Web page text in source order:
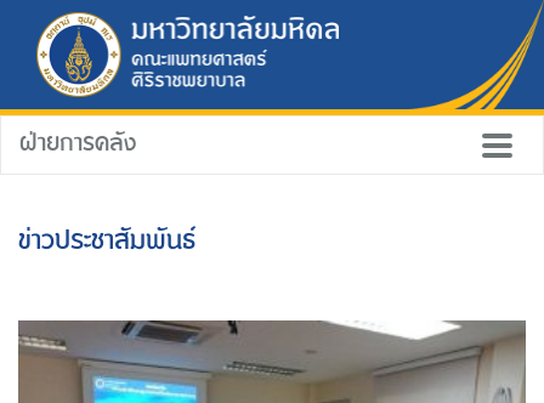
ฝ่ายการคลัง
ข่าวประชาสัมพันธ์